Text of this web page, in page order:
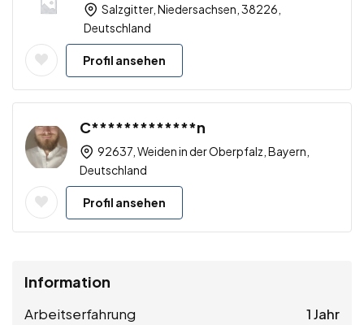
Salzgitter, Niedersachsen, 38226,
Deutschland
Profil ansehen
C*************n
92637, Weiden in der Oberpfalz, Bayern,
Deutschland
Profil ansehen
Information
Arbeitserfahrung 1 Jahr